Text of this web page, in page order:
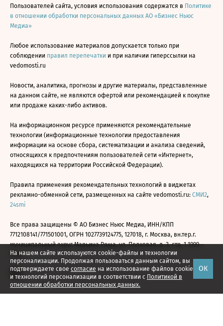
На нашем сайте используются cookie-файлы и технологии
персонализации. Продолжая пользоваться данным сайтом, вы
подтверждаете свое согласие на использование файлов cookie
и технологий персонализации в соответствии с Политикой в
отношении обработки персональных данных.
ОК
Пользователей сайта, условия использования содержатся в Политике
в отношении обработки персональных данных АО «Бизнес Ньюс
Медиа»
Любое использование материалов допускается только при
соблюдении правил перепечатки и при наличии гиперссылки на
vedomosti.ru
Новости, аналитика, прогнозы и другие материалы, представленные
на данном сайте, не являются офертой или рекомендацией к покупке
или продаже каких-либо активов.
На информационном ресурсе применяются рекомендательные
технологии (информационные технологии предоставления
информации на основе сбора, систематизации и анализа сведений,
относящихся к предпочтениям пользователей сети «Интернет»,
находящихся на территории Российской Федерации).
Правила применения рекомендательных технологий в виджетах
рекламно-обменной сети, размещенных на сайте vedomosti.ru: СМИ2,
24smi
Все права защищены © АО Бизнес Ньюс Медиа, ИНН/КПП
7712108141/771501001, ОГРН 1027739124775, 127018, г. Москва, вн.тер.г.
муниципальный округ Марьина Роща, ул. Полковая, д. 3, стр. 1 1999—
2026